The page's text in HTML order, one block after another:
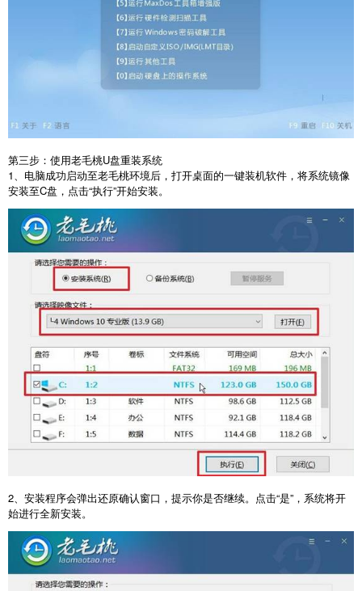
第三步：使用老毛桃U盘重装系统
1、电脑成功启动至老毛桃环境后，打开桌面的一键装机软件，将系统镜像
安装至C盘，点击“执行”开始安装。
2、安装程序会弹出还原确认窗口，提示你是否继续。点击“是”，系统将开
始进行全新安装。